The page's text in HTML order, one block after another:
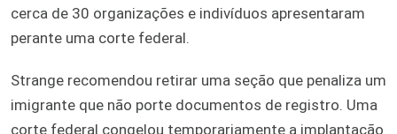
cerca de 30 organizações e indivíduos apresentaram
perante uma corte federal.
Strange recomendou retirar uma seção que penaliza um
imigrante que não porte documentos de registro. Uma
corte federal congelou temporariamente a implantação